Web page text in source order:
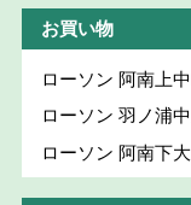
お買い物
ローソン 阿南上
ローソン 羽ノ浦
ローソン 阿南下